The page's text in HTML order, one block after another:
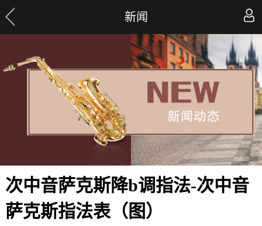
新闻
次中音萨克斯降b调指法-次中音
萨克斯指法表（图）